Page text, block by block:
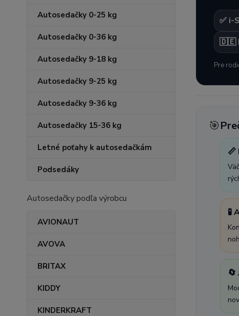
Autosedačky 0-25 kg
Autosedačky 0-36 kg
Autosedačky 9-18 kg
Autosedačky 9-25 kg
Autosedačky 9-36 kg
Autosedačky 15-36 kg
Letné poťahy k autosedačkám
Podsedáky
Autosedačky podľa výrobcu
AVIONAUT
AVOVA
BRITAX
KIDDY
KINDERKRAFT
✅ i-
🇩🇪
Pre
🎯
📏
🧪